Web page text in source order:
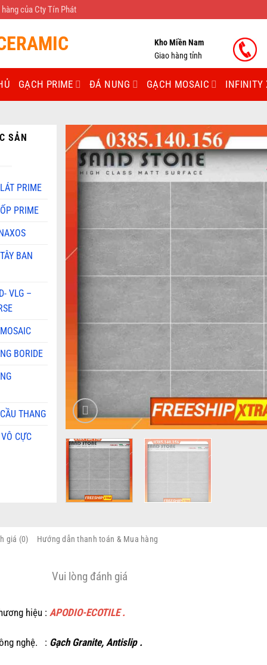
của Cty Tín Phát
Kho Miền Nam
Giao hàng tỉnh
GẠCH PRIME ĐÁ NUNG GẠCH MOSAIC INFINITY
SẢN
PRIME
PRIME
BAN
VLG –
BORIDE
THANG
CỰC
giá (0) Hướng dẫn thanh toán & Mua hàng
Vui lòng đánh giá
hiệu : APODIO-ECOTILE .
nghệ. : Gạch Granite, Antislip .